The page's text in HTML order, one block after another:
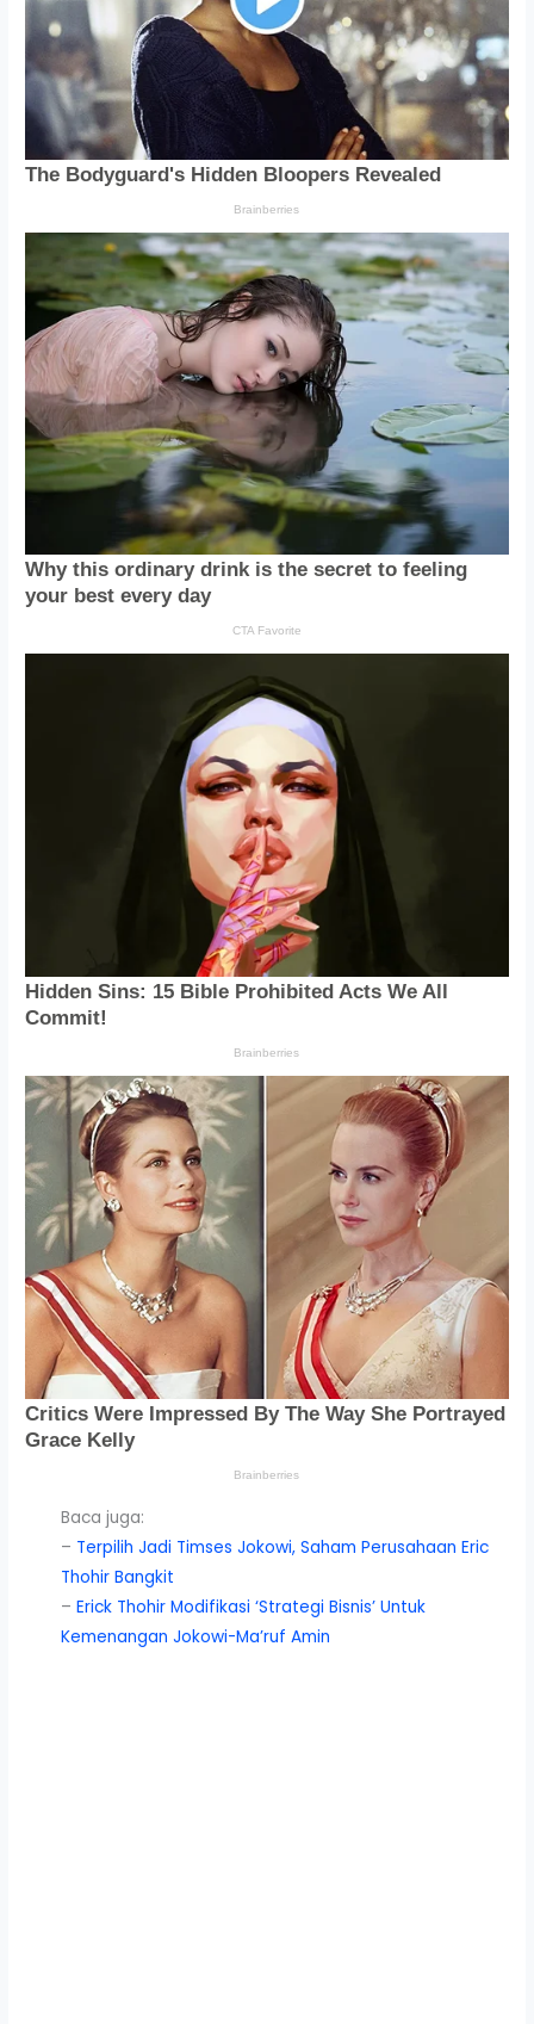
Baca juga:
– Terpilih Jadi Timses Jokowi, Saham Perusahaan Eric
Thohir Bangkit
–Erick Thohir Modifikasi ‘Strategi Bisnis’ Untuk
Kemenangan Jokowi-Ma’ruf Amin